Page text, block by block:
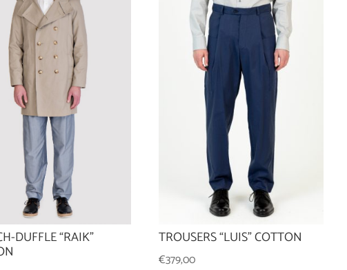
DUFFLE “RAIK” TROUSERS “LUIS” COTTON
€379,00